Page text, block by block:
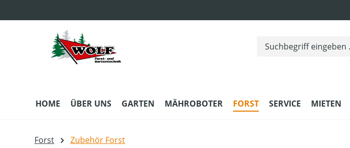
HOME ÜBER UNS GARTEN MÄHROBOTER FORST SERVICE MIETEN
Forst Zubehör Forst